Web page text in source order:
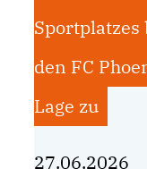
den FC
Lage zu
27.06.2026